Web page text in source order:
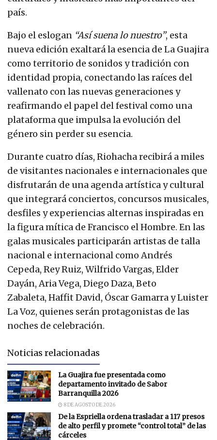
país.
Bajo el eslogan “Así suena lo nuestro”, esta
nueva edición exaltará la esencia de La Guajira
como territorio de sonidos y tradición con
identidad propia, conectando las raíces del
vallenato con las nuevas generaciones y
reafirmando el papel del festival como una
plataforma que impulsa la evolución del
género sin perder su esencia.
Durante cuatro días, Riohacha recibirá a miles
de visitantes nacionales e internacionales que
disfrutarán de una agenda artística y cultural
que integrará conciertos, concursos musicales,
desfiles y experiencias alternas inspiradas en
la figura mítica de Francisco el Hombre. En las
galas musicales participarán artistas de talla
nacional e internacional como Andrés
Cepeda, Rey Ruiz, Wilfrido Vargas, Elder
Dayán, Aria Vega, Diego Daza, Beto
Zabaleta, Haffit David, Óscar Gamarra y Luister
La Voz, quienes serán protagonistas de las
noches de celebración.
Noticias relacionadas
La Guajira fue presentada como
departamento invitado de Sabor
Barranquilla 2026
8 DE AGOSTO DE 2026
De la Espriella ordena trasladar a 117 presos
de alto perfil y promete “control total” de las
cárceles